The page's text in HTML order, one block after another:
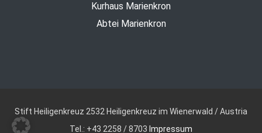
Kurhaus Marienkron
Abtei Marienkron
Stift Heiligenkreuz 2532 Heiligenkreuz im Wienerwald / Austria
Tel.: +43 2258 / 8703 Impressum